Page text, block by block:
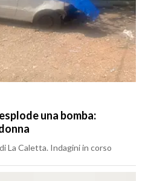
una bomba:
La Caletta. Indagini in corso